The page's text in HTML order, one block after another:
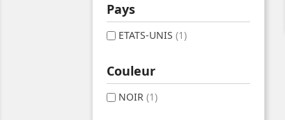
Pays
ETATS-UNIS (1)
Couleur
NOIR (1)